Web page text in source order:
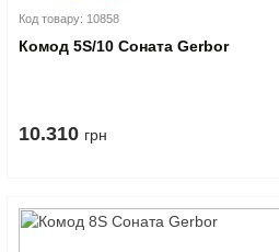
Код товару: 10858
Комод 5S/10 Соната Gerbor
10.310 грн